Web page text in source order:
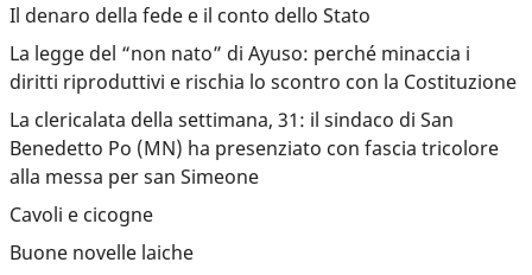
Il denaro della fede e il conto dello Stato
La legge del “non nato” di Ayuso: perché minaccia i
diritti riproduttivi e rischia lo scontro con la Costituzione
La clericalata della settimana, 31: il sindaco di San
Benedetto Po (MN) ha presenziato con fascia tricolore
alla messa per san Simeone
Cavoli e cicogne
Buone novelle laiche